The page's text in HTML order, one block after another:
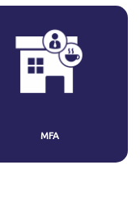
MFA